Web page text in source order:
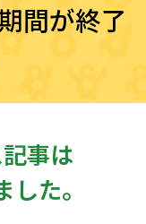
間が終了
事は
た。